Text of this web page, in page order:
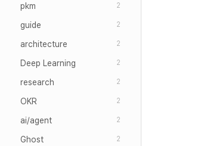
pkm 2
guide 2
architecture 2
Deep Learning 2
research 2
OKR 2
ai/agent 2
Ghost 2